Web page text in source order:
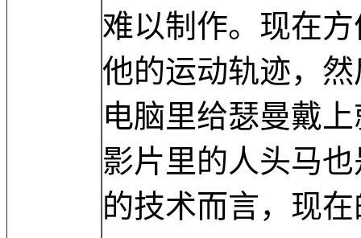
难以制作。现在
他的运动轨迹，
电脑里给瑟曼戴
影片里的人头马
的技术而言，现